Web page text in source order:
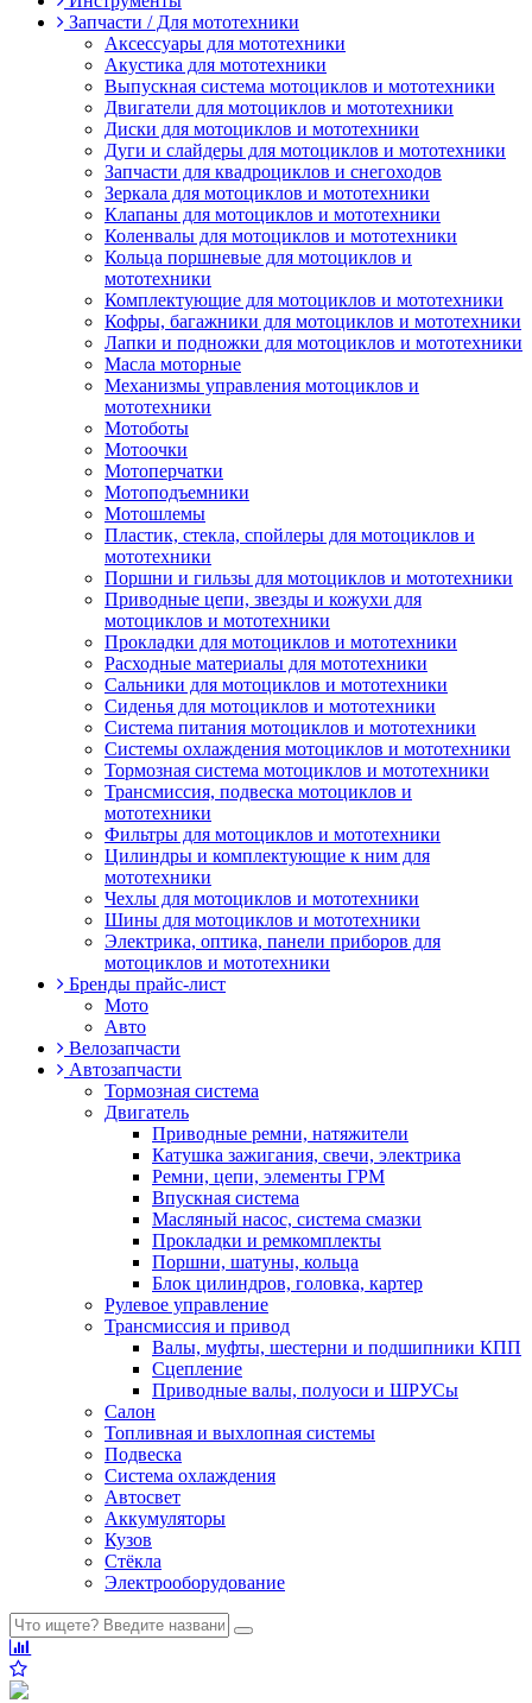
Запчасти / Для мототехники
Аксессуары для мототехники
Акустика для мототехники
Выпускная система мотоциклов и мототехники
Двигатели для мотоциклов и мототехники
Диски для мотоциклов и мототехники
Дуги и слайдеры для мотоциклов и мототехники
Запчасти для квадроциклов и снегоходов
Зеркала для мотоциклов и мототехники
Клапаны для мотоциклов и мототехники
Коленвалы для мотоциклов и мототехники
Кольца поршневые для мотоциклов и
мототехники
Комплектующие для мотоциклов и мототехники
Кофры, багажники для мотоциклов и мототехники
Лапки и подножки для мотоциклов и мототехники
Масла моторные
Механизмы управления мотоциклов и
мототехники
Мотоботы
Мотоочки
Мотоперчатки
Мотоподъемники
Мотошлемы
Пластик, стекла, спойлеры для мотоциклов и
мототехники
Поршни и гильзы для мотоциклов и мототехники
Приводные цепи, звезды и кожухи для
мотоциклов и мототехники
Прокладки для мотоциклов и мототехники
Расходные материалы для мототехники
Сальники для мотоциклов и мототехники
Сиденья для мотоциклов и мототехники
Система питания мотоциклов и мототехники
Системы охлаждения мотоциклов и мототехники
Тормозная система мотоциклов и мототехники
Трансмиссия, подвеска мотоциклов и
мототехники
Фильтры для мотоциклов и мототехники
Цилиндры и комплектующие к ним для
мототехники
Чехлы для мотоциклов и мототехники
Шины для мотоциклов и мототехники
Электрика, оптика, панели приборов для
мотоциклов и мототехники
Бренды прайс-лист
Мото
Авто
Велозапчасти
Автозапчасти
Тормозная система
Двигатель
Приводные ремни, натяжители
Катушка зажигания, свечи, электрика
Ремни, цепи, элементы ГРМ
Впускная система
Масляный насос, система смазки
Прокладки и ремкомплекты
Поршни, шатуны, кольца
Блок цилиндров, головка, картер
Рулевое управление
Трансмиссия и привод
Валы, муфты, шестерни и подшипники КПП
Сцепление
Приводные валы, полуоси и ШРУСы
Салон
Топливная и выхлопная системы
Подвеска
Система охлаждения
Автосвет
Аккумуляторы
Кузов
Стёкла
Электрооборудование